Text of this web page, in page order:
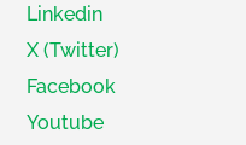
Linkedin
X (Twitter)
Facebook
Youtube